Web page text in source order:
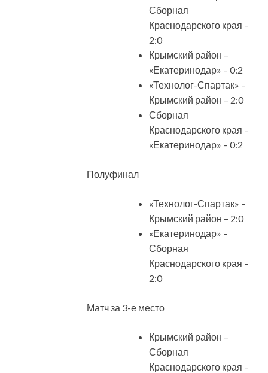
Сборная
Краснодарского края –
2:0
Крымский район –
«Екатеринодар» – 0:2
«Технолог-Спартак» –
Крымский район – 2:0
Сборная
Краснодарского края –
«Екатеринодар» – 0:2
Полуфинал
«Технолог-Спартак» –
Крымский район – 2:0
«Екатеринодар» –
Сборная
Краснодарского края –
2:0
Матч за 3-е место
Крымский район –
Сборная
Краснодарского края –